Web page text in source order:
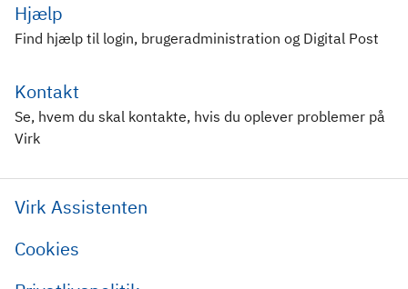
Hjælp
Find hjælp til login, brugeradministration og Digital Post
Kontakt
Se, hvem du skal kontakte, hvis du oplever problemer på
Virk
Virk Assistenten
Cookies